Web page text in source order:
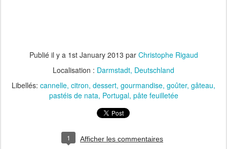
Publié il y a 1st January 2013 par Christophe Rigaud
Localisation : Darmstadt, Deutschland
Libellés: cannelle citron dessert gourmandise goûter gâteau
pastéis de nata Portugal pâte feuilletée
1 Afficher les commentaires